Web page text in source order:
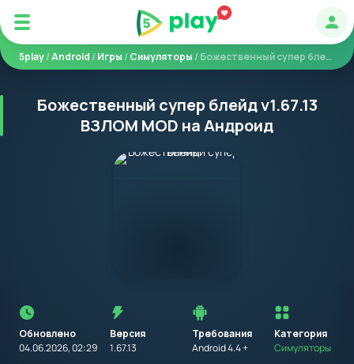
5play/Android /Игры /Симуляторы / Божественный супер блейд
Божественный супер блейд v1.67.13
ВЗЛОМ MOD на Андроид
Обновлено
04.06.2026, 02:29
Версия
1.67.13
Требования
Android 4.4 +
установкой
приложения
на
устройство
с
Категория
Симуляторы